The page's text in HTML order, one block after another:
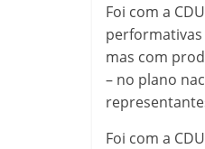
Foi com a
performativas
mas com
– no plano
Foi com a